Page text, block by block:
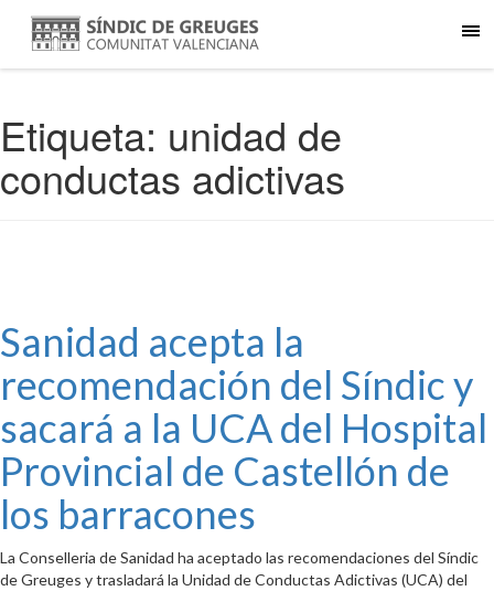
Etiqueta: unidad de
conductas adictivas
Sanidad acepta la
recomendación del Síndic y
sacará a la UCA del Hospital
Provincial de Castellón de
los barracones
La Conselleria de Sanidad ha aceptado las recomendaciones del Síndic
de Greuges y trasladará la Unidad de Conductas Adictivas (UCA) del